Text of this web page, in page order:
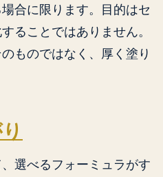
合に限ります。目的はセ
ることではありません。
ものではなく、厚く塗り
選べるフォーミュラがす